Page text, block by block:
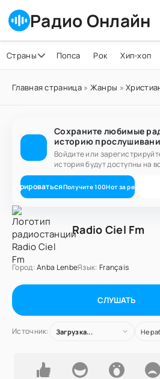
Радио Онлайн
Страны Попса Рок Хип-хоп
Главная страница» Жанры »
Сохраните любимые
историю
Войдите или
история будут доступны на
Получите100Нот за
Radio Ciel Fm
Город:Anba LenbeЯзык: Français
СЛУШАТЬ
Источник: Загрузка... Не